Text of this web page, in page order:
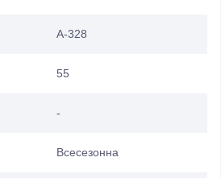
А-328
55
-
Всесезонна